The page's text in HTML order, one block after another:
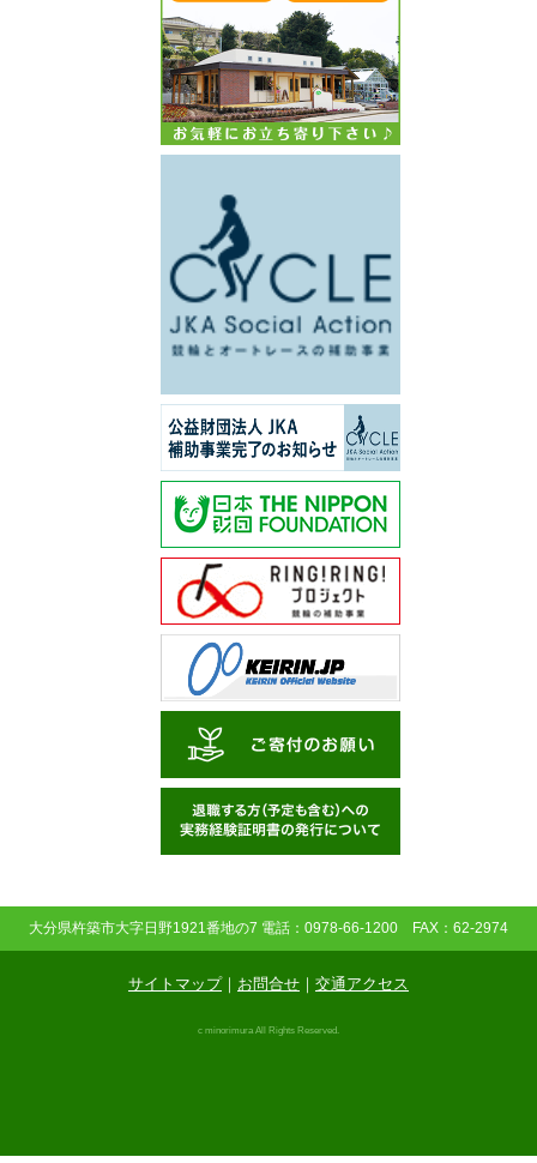
大分県杵築市大字日野1921番地の7 電話：0978-66-1200 FAX：62-2974